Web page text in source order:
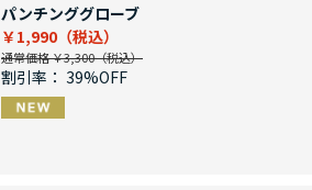
パンチンググローブ
￥1,990
通常価格 ￥3,300
割引率： 39%OFF